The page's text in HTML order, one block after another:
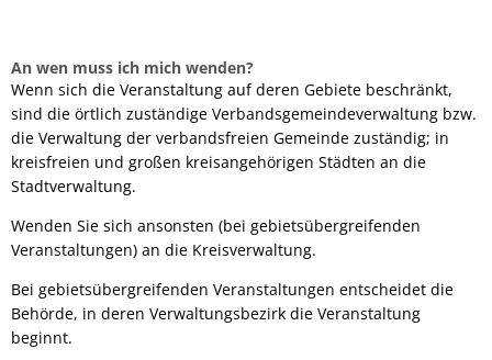
An wen muss ich mich wenden?
Wenn sich die Veranstaltung auf deren Gebiete beschränkt,
sind die örtlich zuständige Verbandsgemeindeverwaltung bzw.
die Verwaltung der verbandsfreien Gemeinde zuständig; in
kreisfreien und großen kreisangehörigen Städten an die
Stadtverwaltung.
Wenden Sie sich ansonsten (bei gebietsübergreifenden
Veranstaltungen) an die Kreisverwaltung.
Bei gebietsübergreifenden Veranstaltungen entscheidet die
Behörde, in deren Verwaltungsbezirk die Veranstaltung
beginnt.